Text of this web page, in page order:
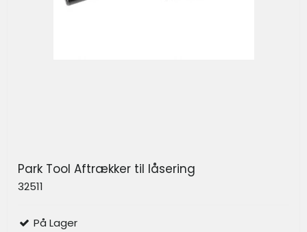
Park Tool Aftrækker til låsering
32511
På Lager